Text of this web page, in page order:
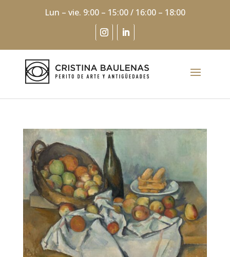
Lun – vie. 9:00 – 15:00 / 16:00 – 18:00